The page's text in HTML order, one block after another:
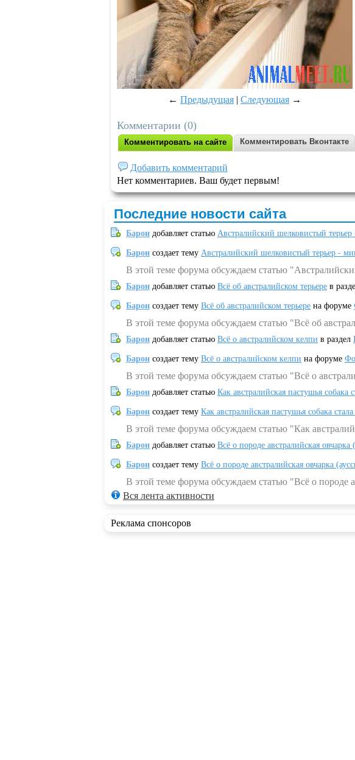
← Предыдущая | Следующая →
Комментарии (0)
Комментировать на сайте Комментировать Вконтакте
Добавить комментарий
Нет комментариев. Ваш будет первым!
Последние новости сайта
Барон добавляет статью Австралийский шелковистый
Барон создает тему Австралийский шелковистый терьер -
В этой теме форума обсуждаем статью
Барон добавляет статью Всё об австралийском терьере в
Барон создает тему Всё об австралийском терьере на форуме
В этой теме форума обсуждаем статью "Всё об
Барон добавляет статью Всё о австралийском келпи в раздел
Барон создает тему Всё о австралийском келпи на форуме
В этой теме форума обсуждаем статью "Всё о
Барон добавляет статью Как австралийская пастушья
Барон создает тему Как австралийская пастушья собака
В этой теме форума обсуждаем статью "Как
Барон добавляет статью Всё о породе австралийская овчарка
Барон создает тему Всё о породе австралийская овчарка
В этой теме форума обсуждаем статью "Всё о породе
Вся лента активности
Реклама спонсоров